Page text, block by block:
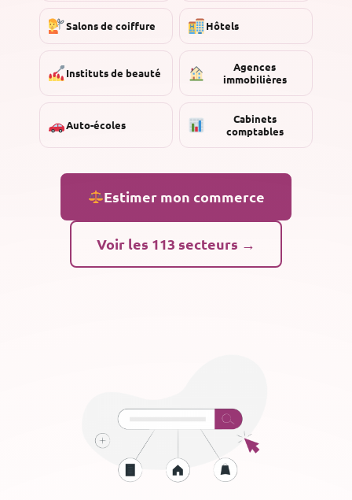
Salons de coiffure Hôtels
Instituts de beauté
Agences
immobilières
Auto-écoles
Cabinets
comptables
Estimer mon commerce
Voir les 113 secteurs →